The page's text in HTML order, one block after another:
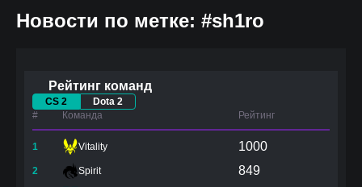
Новости по метке: #sh1ro
Рейтинг команд
CS 2
Dota 2
#
Команда Рейтинг
1 Vitality 1000
2 Spirit 849